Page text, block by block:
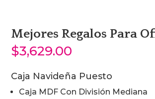
Mejores Regalos Para
$3,629.00
Caja Navideña Puesto
Caja MDF Con División Mediana